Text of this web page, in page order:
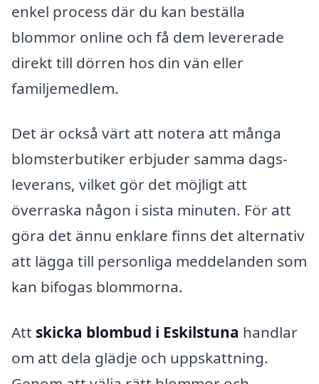
enkel process där du kan beställa
blommor online och få dem levererade
direkt till dörren hos din vän eller
familjemedlem.
Det är också värt att notera att många
blomsterbutiker erbjuder samma dags-
leverans, vilket gör det möjligt att
överraska någon i sista minuten. För att
göra det ännu enklare finns det alternativ
att lägga till personliga meddelanden som
kan bifogas blommorna.
Att skicka blombud i Eskilstuna handlar
om att dela glädje och uppskattning.